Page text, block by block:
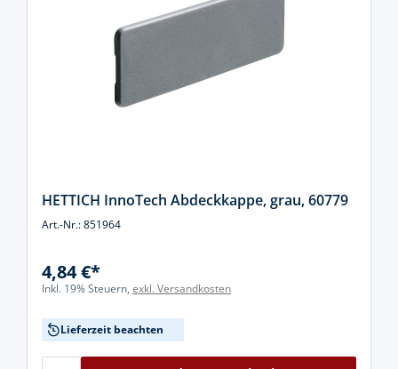
HETTICH InnoTech Abdeckkappe, grau, 60779
Art.-Nr.: 851964
4,84 €*
Inkl. 19% Steuern, exkl. Versandkosten
Lieferzeit beachten